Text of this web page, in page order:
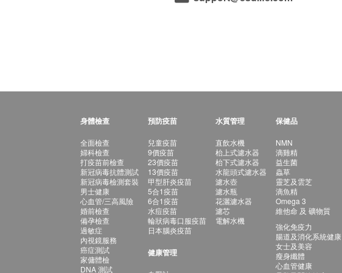
身體檢查
全面檢查
婦科檢查
打疫苗前檢查
新冠病毒抗體測試
新冠病毒檢測套裝
男士健康
心血管/三高風險
婚前檢查
備孕檢查
過敏症
內視鏡服務
癌症測試
家傭體檢
DNA 測試
預防疫苗
兒童疫苗
9價疫苗
23價疫苗
13價疫苗
甲型肝炎疫苗
5合1疫苗
6合1疫苗
水痘疫苗
輪狀病毒口服疫苗
日本腦炎疫苗
健康管理
水質管理
直飲水機
枱上式濾水器
枱下式濾水器
水龍頭式濾水器
濾水壺
濾水瓶
花灑濾水器
濾芯
電解水機
保健品
NMN
滴雞精
益生菌
蟲草
靈芝及雲芝
滴魚精
Omega 3
維他命 及 礦物質
強化免疫力
腸道及消化系統健康
女士及美容
瘦身纖體
心血管健康